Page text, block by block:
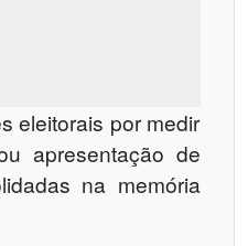
eleitorais por medir
apresentação de
na memória